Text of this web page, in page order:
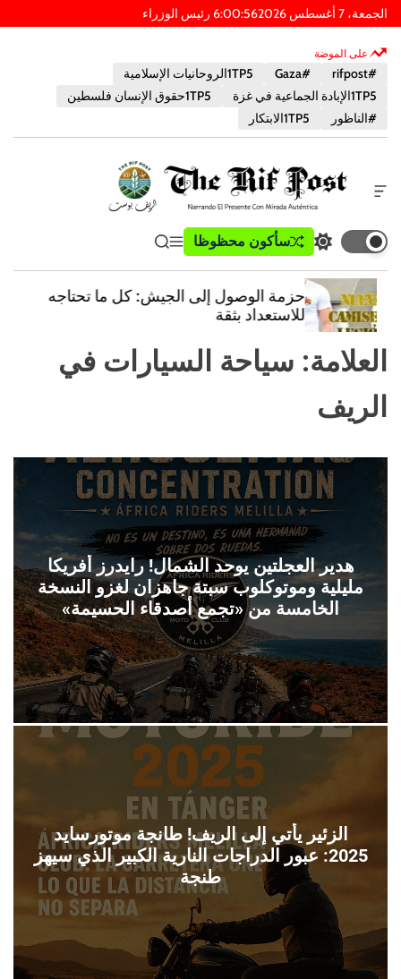
ن
الجمعة، 7 أغسطس 2026 6:00:57
PM
على الموضة
#rifpost
#Gaza
1TP5الروحانيات الإسلامية
1TP5الإبادة الجماعية في غزة
1TP5حقوق الإنسان فلسطين
#الناظور
1TP5الابتكار
أ
ا
ة
خ
ر
ج
ل
و
ح
ب
س
ت
ا
ل
ر
ي
ف
ت
ب
ي
ل
ض
ع
ل
ن
سأكون محظوظا
ق
ا
ئ
م
ا
ي
ب
ث
حزمة الوصول إلى الجيش: كل ما تحتاجه
للاستعداد بثقة
العلامة: سياحة السيارات في
الريف
هدير العجلتين يوحد الشمال! رايدرز أفريكا
مليلية وموتوكلوب سبتة جاهزان لغزو النسخة
الخامسة من «تجمع أصدقاء الحسيمة»
الزئير يأتي إلى الريف! طانجة موتورسايد
2025: عبور الدراجات النارية الكبير الذي سيهز
طنجة